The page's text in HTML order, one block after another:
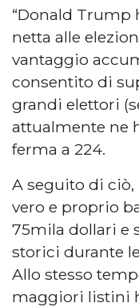
“Donald Trump
netta alle
vantaggio
consentito di
grandi elettori
attualmente ne
ferma a 224.
A seguito di
vero e proprio
75mila dollari e
storici durante
Allo stesso
maggiori listini